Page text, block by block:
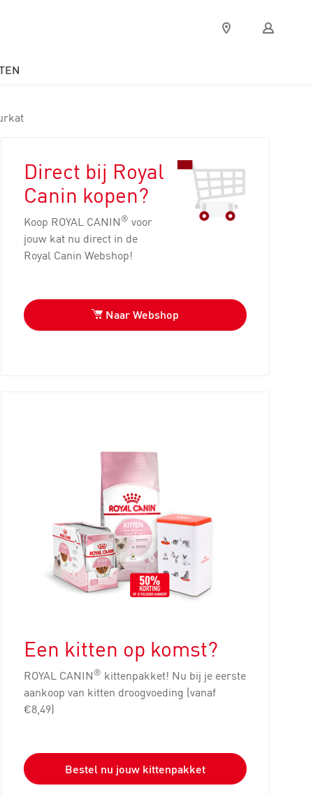
Verkooppunten
Mijn
Royal
Direct bij Royal
Canin kopen?
Koop ROYAL CANIN® voor
jouw kat nu direct in de
Royal Canin Webshop!
Naar Webshop
Een kitten op komst?
ROYAL CANIN® kittenpakket! Nu bij je eerste
aankoop van kitten droogvoeding (vanaf
€8,49)
Bestel nu jouw kittenpakket